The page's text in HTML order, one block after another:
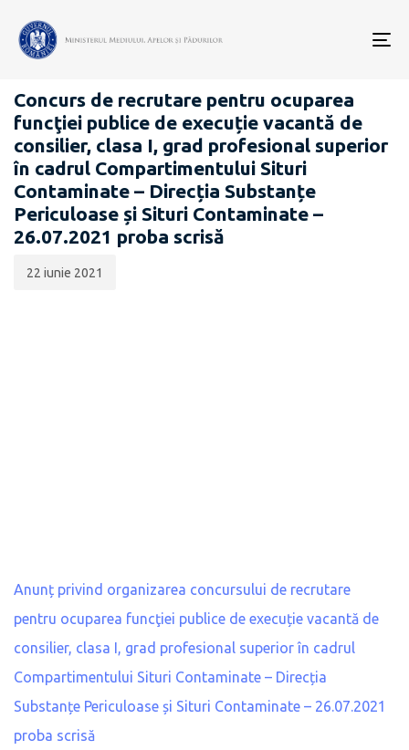
CARIERĂ
Concurs de recrutare pentru ocuparea
funcţiei publice de execuție vacantă de
consilier, clasa I, grad profesional superior
în cadrul Compartimentului Situri
Contaminate – Direcția Substanțe
Periculoase și Situri Contaminate –
26.07.2021 proba scrisă
publicării:
22 iunie 2021
Anunț privind organizarea concursului de recrutare
pentru ocuparea funcţiei publice de execuție vacantă de
consilier, clasa I, grad profesional superior în cadrul
Compartimentului Situri Contaminate – Direcția
Substanțe Periculoase și Situri Contaminate – 26.07.2021
proba scrisă